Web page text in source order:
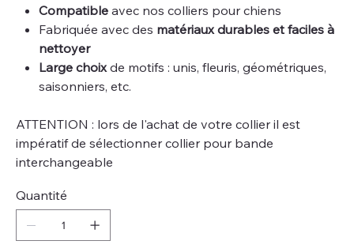
Compatibleavec nos colliers pour chiens
Fabriquée avec des matériaux durables et faciles à
nettoyer
Large choixde motifs : unis, fleuris, géométriques,
saisonniers, etc.
ATTENTION : lors de l'achat de votre collier il est
impératif de sélectionner collier pour bande
interchangeable
Quantité